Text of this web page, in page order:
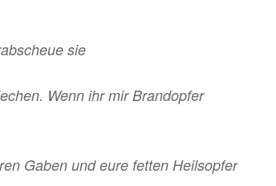
sie
Wenn ihr mir Brandopfer
Gaben und eure fetten Heilsopfer